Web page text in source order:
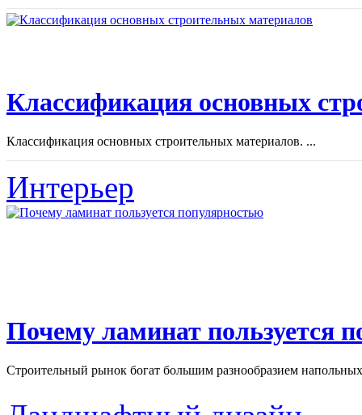
Классификация основных
Классификация основных строительных материалов. ...
Интерьер
Почему ламинат пользуется
Строительный рынок богат большим разнообразием